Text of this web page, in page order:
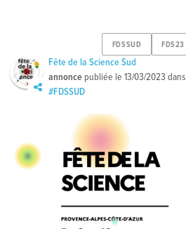
FDSSUD FDS23
Fête de la Science Sud
annonce publiée le13/03/2023 dans
#FDSSUD